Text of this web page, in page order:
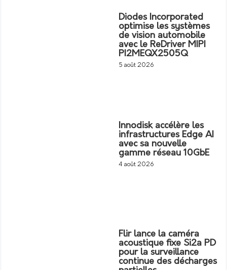
Diodes Incorporated
optimise les systèmes
de vision automobile
avec le ReDriver MIPI
PI2MEQX2505Q
5 août 2026
Innodisk accélère les
infrastructures Edge AI
avec sa nouvelle
gamme réseau 10GbE
4 août 2026
Flir lance la caméra
acoustique fixe Si2a PD
pour la surveillance
continue des décharges